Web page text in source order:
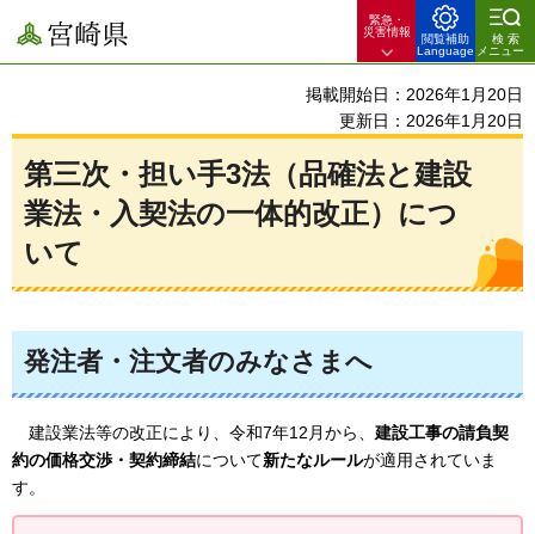
宮崎県
緊急・
災害情報
閲覧補助
Language
検索
メニュー
掲載開始日：2026年1月20日
更新日：2026年1月20日
第三次・担い手3法（品確法と建設
業法・入契法の一体的改正）につ
いて
発注者・注文者のみなさまへ
建設業法等の改正により、令和7年12月から、 建設工事の請負契
約の価格交渉・契約締結について新たなルールが適用されていま
す。